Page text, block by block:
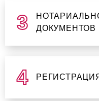
ДОКУМЕНТОВ